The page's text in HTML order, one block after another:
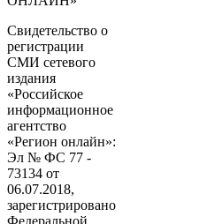
Свидетельство о
регистрации
СМИ сетевого
издания
«Российское
информационное
агентство
«Регион онлайн»:
Эл № ФС 77 -
73134 от
06.07.2018,
зарегистрировано
Федеральной